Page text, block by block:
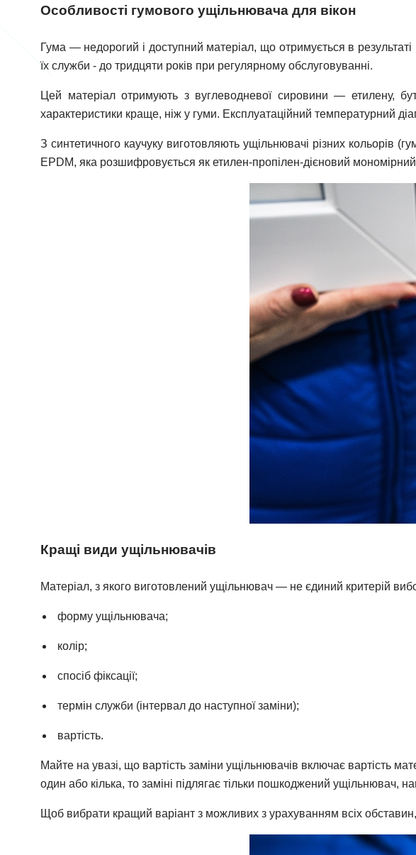
Особливості гумового ущільнювача для вікон
Гума — недорогий і доступний матеріал, що отримується в результаті
їх служби - до тридцяти років при регулярному обслуговуванні.
Цей матеріал отримують з вуглеводневої сировини — етилену,
характеристики краще, ніж у гуми. Експлуатаційний температурний
З синтетичного каучуку виготовляють ущільнювачі різних кольорів
EPDM, яка розшифровується як етилен-пропілен-дієновий мономірний
Кращі види ущільнювачів
Матеріал, з якого виготовлений ущільнювач — не єдиний критерій
форму ущільнювача;
колір;
спосіб фіксації;
термін служби (інтервал до наступної заміни);
вартість.
Майте на увазі, що вартість заміни ущільнювачів включає вартість
один або кілька, то заміні підлягає тільки пошкоджений ущільнювач,
Щоб вибрати кращий варіант з можливих з урахуванням всіх